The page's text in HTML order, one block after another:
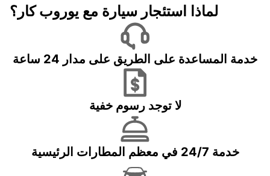
لماذا استئجار سيارة مع يوروب كار؟
خدمة المساعدة على الطريق على مدار 24 ساعة
لا توجد رسوم خفية
خدمة 24/7 في معظم المطارات الرئيسية